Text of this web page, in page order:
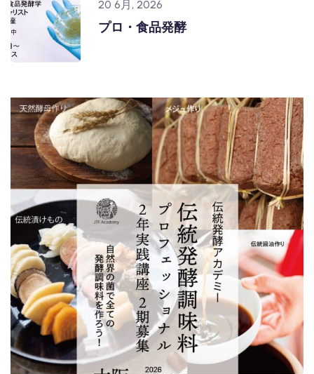
20 6月, 2026
プロ・食品発酵